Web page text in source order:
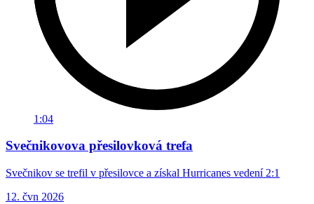
1:04
Svečnikovova přesilovková trefa
Svečnikov se trefil v přesilovce a získal Hurricanes vedení 2:1
12. čvn 2026